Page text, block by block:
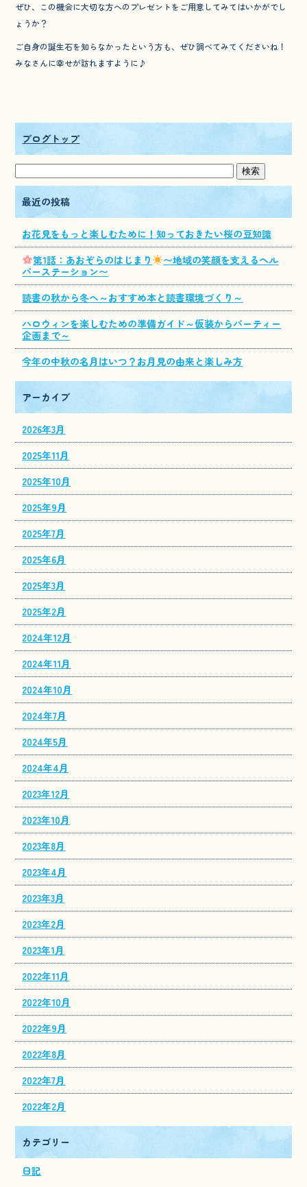
ぜひ、この機会に大切な方へのプレゼントをご用意してみてはいかがでし
ょうか？
ご自身の誕生石を知らなかったという方も、ぜひ調べてみてくださいね！
みなさんに幸せが訪れますように♪
ブログトップ
最近の投稿
お花見をもっと楽しむために！知っておきたい桜の豆知識
第1話：あおぞらのはじまり
〜地域の笑顔を支えるヘル
パーステーション〜
読書の秋から冬へ～おすすめ本と読書環境づくり～
ハロウィンを楽しむための準備ガイド～仮装からパーティー
企画まで～
今年の中秋の名月はいつ？お月見の由来と楽しみ方
アーカイブ
2026年3月
2025年11月
2025年10月
2025年9月
2025年7月
2025年6月
2025年3月
2025年2月
2024年12月
2024年11月
2024年10月
2024年7月
2024年5月
2024年4月
2023年12月
2023年10月
2023年8月
2023年4月
2023年3月
2023年2月
2023年1月
2022年11月
2022年10月
2022年9月
2022年8月
2022年7月
2022年2月
カテゴリー
日記